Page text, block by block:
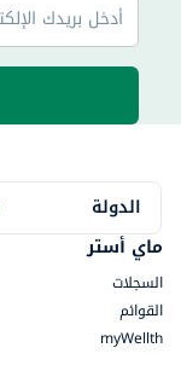
الدولة
ماي أستر
السجلات
القوائم
myWellth